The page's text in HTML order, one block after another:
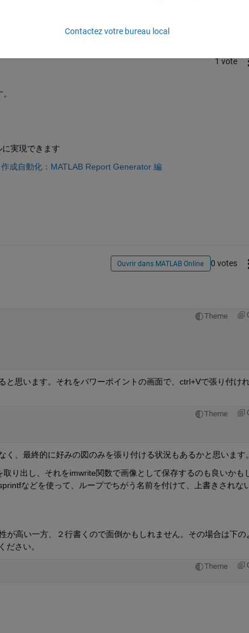
1 vote
実現できます
成自動化：MATLAB Report Generator 編
Ouvrir dans MATLAB Online 0 votes
Theme
と思います。それをパワーポイントの画面で、ctrl+Vで張り付け
Theme
く、最終的に好みの図のみを張り付ける状況もあるかと思います
り出し、それをimwrite関数で画像として保存するのも良いかも
などを使って、ループでちがう名前を付けて、上書きされな
が高い一方、２行書くので面倒かもしれません。その場合は下の
ださい。
Theme
Contactez votre bureau local